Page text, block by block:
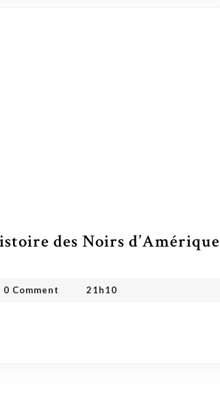
des Noirs d’Amérique
0 Comment 21h10